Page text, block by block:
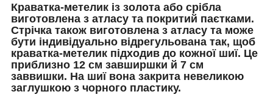
Краватка-метелик із золота або срібла
виготовлена з атласу та покритий паєтками.
Стрічка також виготовлена з атласу та може
бути індивідуально відрегульована так, щоб
краватка-метелик підходив до кожної шиї. Це
приблизно 12 см завширшки й 7 см
заввишки. На шиї вона закрита невеликою
заглушкою з чорного пластику.